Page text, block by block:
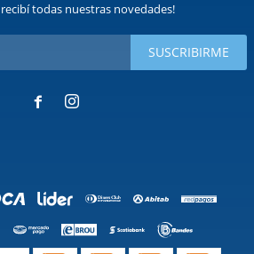
recibí todas nuestras novedades!
SUSCRIBIRME
 